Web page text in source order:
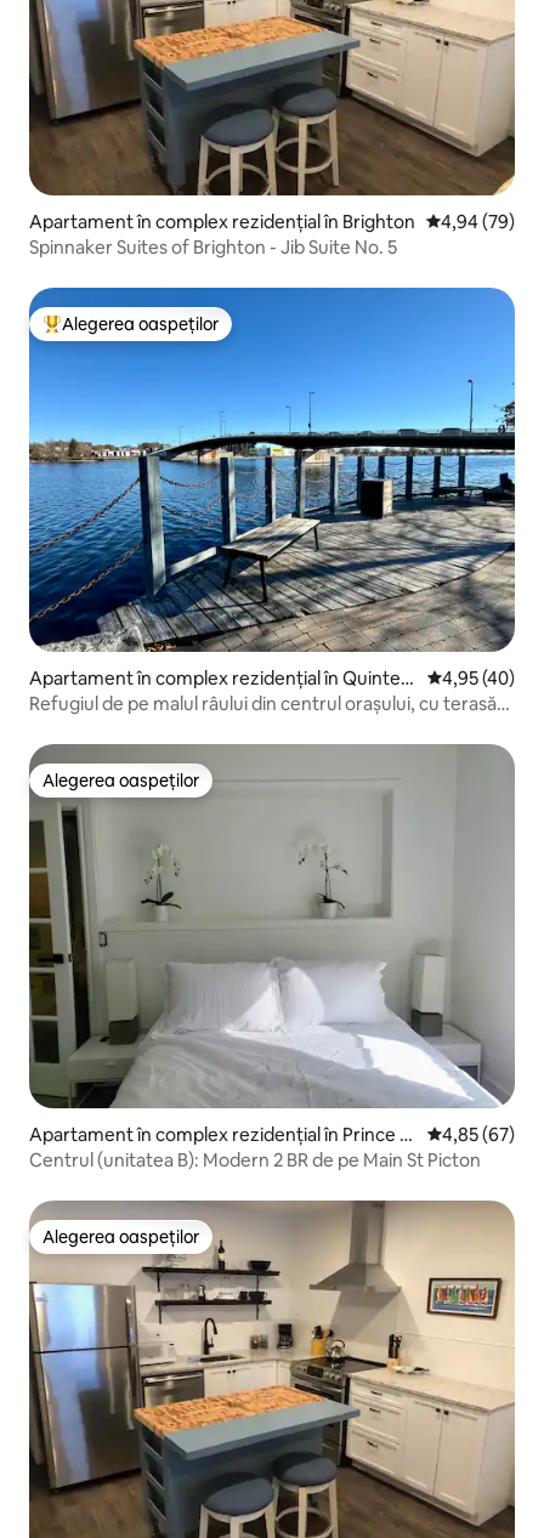
Apartament în complex rezidențial în Brighton Scor mediu
4,94 (79)
Spinnaker Suites of Brighton - Jib Suite No. 5
Locuință din topul categoriei Alegerea oaspeților
Alegerea oaspeților
Apartament în complex rezidențial în Quinte
West
Scor mediu
4,95 (40)
Refugiul de pe malul râului din centrul orașului, cu terasă
Alegerea oaspeților
Alegerea oaspeților
Apartament în complex rezidențial în Prince E
dward
Scor mediu
4,85 (67)
Centrul (unitatea B): Modern 2 BR de pe Main St Picton
Alegerea oaspeților
Alegerea oaspeților